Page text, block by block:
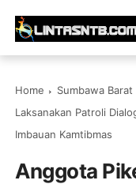
Home Sumbawa Barat
Laksanakan Patroli
Imbauan Kamtibmas
Anggota